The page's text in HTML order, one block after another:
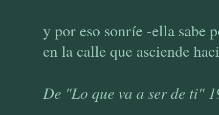
y por eso sonríe -ella sabe
en la calle que asciende
De "Lo que va a ser de ti"